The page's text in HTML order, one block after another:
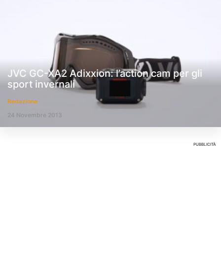
JVC GC-XA2 Adixxion: l’action cam per gli
sport invernali
Redazione
24 Novembre 2013
PUBBLICITÀ